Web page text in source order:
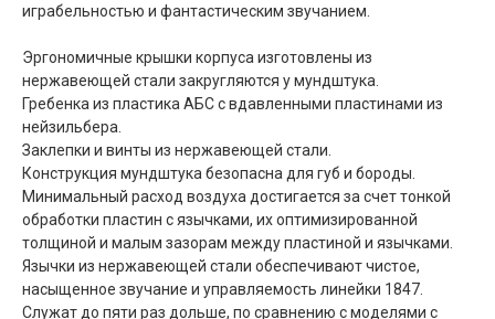
играбельностью и фантастическим звучанием.
Эргономичные крышки корпуса изготовлены из
нержавеющей стали закругляются у мундштука.
Гребенка из пластика АБС с вдавленными пластинами из
нейзильбера.
Заклепки и винты из нержавеющей стали.
Конструкция мундштука безопасна для губ и бороды.
Минимальный расход воздуха достигается за счет тонкой
обработки пластин с язычками, их оптимизированной
толщиной и малым зазорам между пластиной и язычками.
Язычки из нержавеющей стали обеспечивают чистое,
насыщенное звучание и управляемость линейки 1847.
Служат до пяти раз дольше, по сравнению с моделями с